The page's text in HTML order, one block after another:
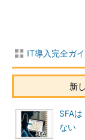
IT導入完全ガ
新
SFA
ない